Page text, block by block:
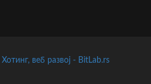
Хотинг, веб развој - BitLab.rs